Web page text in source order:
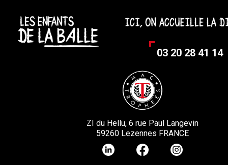
03 20 28 41 14
ZI du Hellu, 6 rue Paul Langevin
59260 Lezennes FRANCE